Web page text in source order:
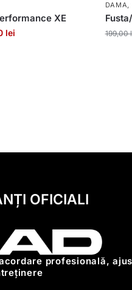
XE
lei
DAMA,
199,00
OFICIALI
profesională,